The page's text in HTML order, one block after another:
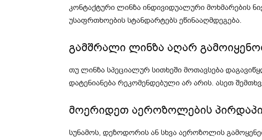
კონტაქტური ლინზა ინდივიდუალური მოხმარების
უსაფრთხოების სტანდარტებს ეწინააღმდეგება.
გამშრალი ლინზა აღარ
თუ ლინზა სპეციალურ სითხეში მოთავსება
დატენიანება რეკომენდებული არ არის. ასეთ
მოერიდეთ აეროზოლების
სუნამოს, დეზოდორის ან სხვა აეროზოლის